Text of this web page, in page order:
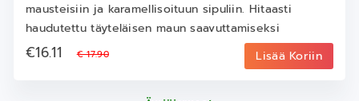
mausteisiin ja karamellisoituun sipuliin. Hitaasti
haudutettu täyteläisen maun saavuttamiseksi
€16.11€ 17.90 Lisää Koriin